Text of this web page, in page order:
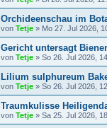
Orchideenschau im
von Tetje » Mo 27. Jul 2026,
Gericht untersagt
von Tetje » So 26. Jul 2026,
Lilium sulphureum
von Tetje » So 26. Jul 2026,
Traumkulisse
von Tetje » Sa 25. Jul 2026,